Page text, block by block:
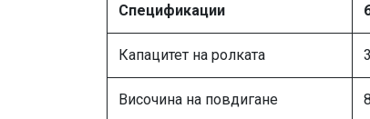
Спецификации
Капацитет на ролката
Височина на повдигане